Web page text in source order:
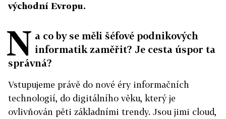
východní Evropu.
N a co by se měli šéfové podnikových
informatik zaměřit? Je cesta úspor ta
správná?
Vstupujeme právě do nové éry informačních
technologií, do digitálního věku, který je
ovlivňován pěti základními trendy. Jsou jimi cloud,